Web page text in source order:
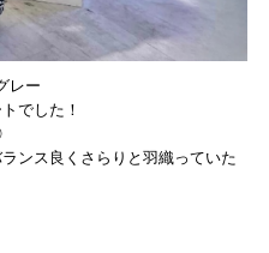
レー
でした！
ンス良くさらりと羽織っていた